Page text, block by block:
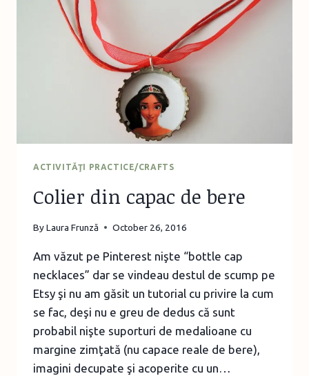
–
SANGRIA
ACTIVITĂŢI PRACTICE/CRAFTS
Colier din capac de bere
ByLaura Frunză October 26, 2016
Am văzut pe Pinterest nişte “bottle cap
necklaces” dar se vindeau destul de scump pe
Etsy şi nu am găsit un tutorial cu privire la cum
se fac, deşi nu e greu de dedus că sunt
probabil nişte suporturi de medalioane cu
margine zimţată (nu capace reale de bere),
imagini decupate şi acoperite cu un…